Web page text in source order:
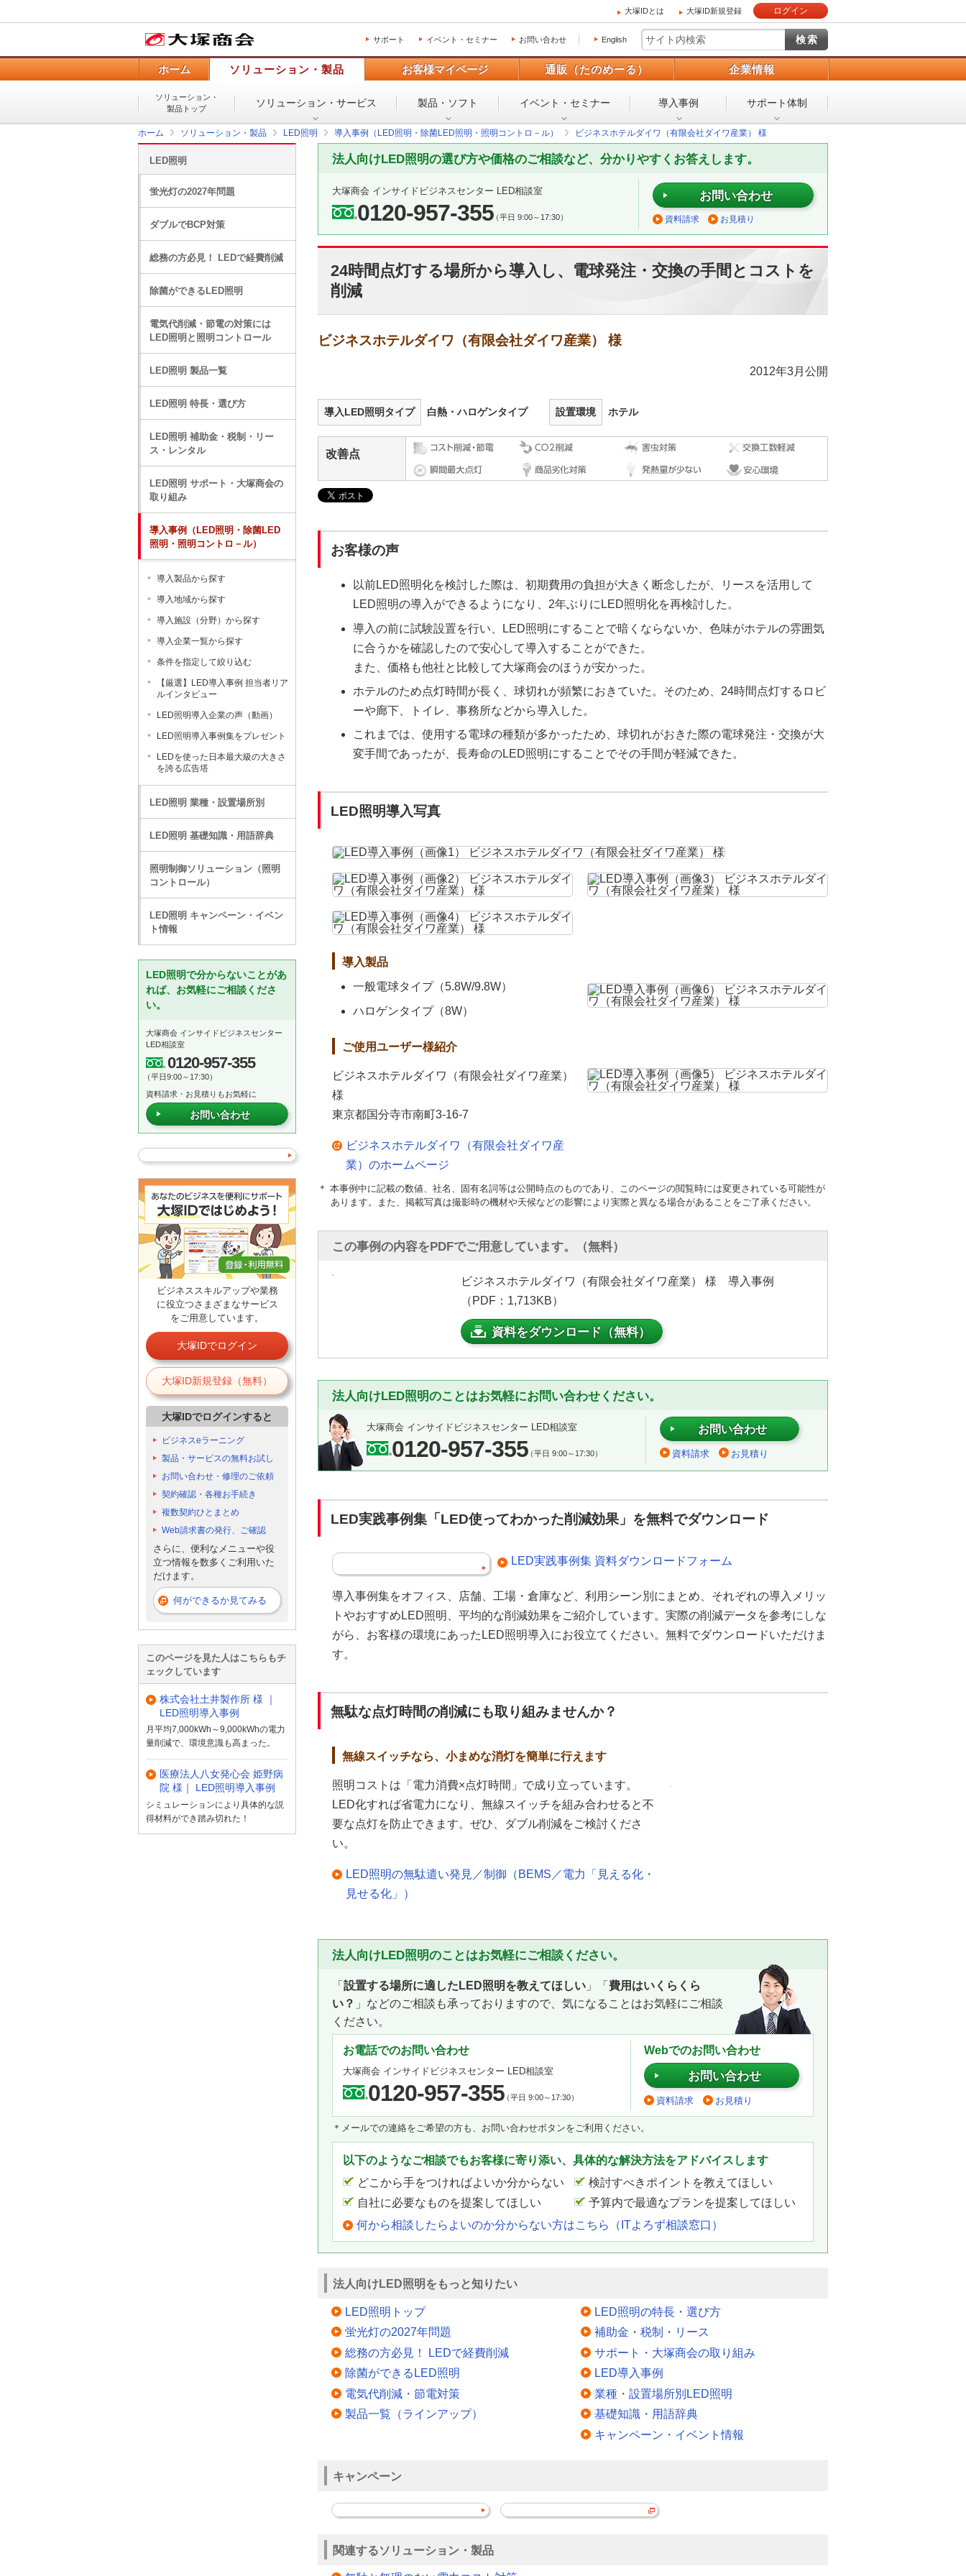
大塚IDとは 大塚ID新規登録 ログイン
サポート イベント・セミナー お問い合わせ English
ホーム ソリューション・製品 お客様マイページ 通販（たのめーる） 企業情報
ソリューション・
製品トップ
ソリューション・ サービス 製品・ソフト イベント・ セミナー 導入事例 サポート体制
ホーム ソリューション・製品 LED照明 導入事例（LED照明・除菌LED照明・照明コントロ－ル） ビジネスホテルダイワ（有限会社ダイワ産業） 様
法人向けLED照明の選び方や価格のご相談など、分かりやすくお答えします。
大塚商会 インサイドビジネスセンター LED相談室
0120-957-355（平日 9:00～17:30）
お問い合わせ
資料請求 お見積り
24時間点灯する場所から導入し、電球発注・交換の手間とコストを
削減
ビジネスホテルダイワ（有限会社ダイワ産業） 様
2012年3月公開
導入LED照明タイプ 白熱・ハロゲンタイプ 設置環境 ホテル
改善点
お客様の声
以前LED照明化を検討した際は、初期費用の負担が大きく断念したが、リースを活用して
LED照明の導入ができるようになり、2年ぶりにLED照明化を再検討した。
導入の前に試験設置を行い、LED照明にすることで暗くならないか、色味がホテルの雰囲気
に合うかを確認したので安心して導入することができた。
また、価格も他社と比較して大塚商会のほうが安かった。
ホテルのため点灯時間が長く、球切れが頻繁におきていた。そのため、24時間点灯するロビ
ーや廊下、トイレ、事務所などから導入した。
これまでは、使用する電球の種類が多かったため、球切れがおきた際の電球発注・交換が大
変手間であったが、長寿命のLED照明にすることでその手間が軽減できた。
LED照明導入写真
導入製品
一般電球タイプ（5.8W/9.8W）
ハロゲンタイプ（8W）
ご使用ユーザー様紹介
ビジネスホテルダイワ（有限会社ダイワ産業）
様
東京都国分寺市南町3-16-7
ビジネスホテルダイワ（有限会社ダイワ産
業）のホームページ
＊ 本事例中に記載の数値、社名、固有名詞等は公開時点のものであり、このページの閲覧時には変更されている可能性が
あります。また、掲載写真は撮影時の機材や天候などの影響により実際と異なる場合があることをご了承ください。
この事例の内容をPDFでご用意しています。（無料）
ビジネスホテルダイワ（有限会社ダイワ産業） 様 導入事例
（PDF：1,713KB）
資料をダウンロード（無料）
法人向けLED照明のことはお気軽にお問い合わせください。
大塚商会 インサイドビジネスセンター LED相談室
0120-957-355（平日 9:00～17:30）
お問い合わせ
資料請求 お見積り
LED実践事例集「LED使ってわかった削減効果」を無料でダウンロード
LED実践事例集 資料ダウンロードフォーム
導入事例集をオフィス、店舗、工場・倉庫など、利用シーン別にまとめ、それぞれの導入メリッ
トやおすすめLED照明、平均的な削減効果をご紹介しています。実際の削減データを参考にしな
がら、お客様の環境にあったLED照明導入にお役立てください。無料でダウンロードいただけま
す。
無駄な点灯時間の削減にも取り組みませんか？
無線スイッチなら、小まめな消灯を簡単に行えます
照明コストは「電力消費×点灯時間」で成り立っています。
LED化すれば省電力になり、無線スイッチを組み合わせると不
要な点灯を防止できます。ぜひ、ダブル削減をご検討くださ
い。
LED照明の無駄遣い発見／制御（BEMS／電力「見える化・
見せる化」）
法人向けLED照明のことはお気軽にご相談ください。
「 設置する場所に適したLED照明を教えてほしい 」「 費用はいくらくら
い？ 」などのご相談も承っておりますので、気になることはお気軽にご相談
ください。
お電話でのお問い合わせ
大塚商会 インサイドビジネスセンター LED相談室
0120-957-355（平日 9:00～17:30）
Webでのお問い合わせ
お問い合わせ
資料請求 お見積り
＊メールでの連絡をご希望の方も、お問い合わせボタンをご利用ください。
以下のようなご相談でもお客様に寄り添い、具体的な解決方法をアドバイスします
どこから手をつければよいか分からない
検討すべきポイントを教えてほしい
自社に必要なものを提案してほしい
予算内で最適なプランを提案してほしい
何から相談したらよいのか分からない方はこちら（ITよろず相談窓口）
法人向けLED照明をもっと知りたい
LED照明トップ
蛍光灯の2027年問題
総務の方必見！ LEDで経費削減
除菌ができるLED照明
電気代削減・節電対策
製品一覧（ラインアップ）
LED照明の特長・選び方
補助金・税制・リース
サポート・大塚商会の取り組み
LED導入事例
業種・設置場所別LED照明
基礎知識・用語辞典
キャンペーン・イベント情報
キャンペーン
関連するソリューション・製品
LED照明
蛍光灯の2027年問題
ダブルでBCP対策
総務の方必見！ LEDで経費削減
除菌ができるLED照明
電気代削減・節電の対策には
LED照明と照明コントロール
LED照明 製品一覧
LED照明 特長・選び方
LED照明 補助金・税制・リー
ス・レンタル
LED照明 サポート・大塚商会の
取り組み
導入事例（LED照明・除菌LED
照明・照明コントロ－ル）
導入製品から探す
導入地域から探す
導入施設（分野）から探す
導入企業一覧から探す
条件を指定して絞り込む
【厳選】LED導入事例 担当者リア
ルインタビュー
LED照明導入企業の声（動画）
LED照明導入事例集をプレゼント
LEDを使った日本最大級の大きさ
を誇る広告塔
LED照明 業種・設置場所別
LED照明 基礎知識・用語辞典
照明制御ソリューション（照明
コントロール）
LED照明 キャンペーン・イベン
ト情報
LED照明で分からないことがあ
れば、お気軽にご相談くださ
い。
大塚商会 インサイドビジネスセンター
LED相談室
0120-957-355
（平日9:00～17:30）
資料請求・お見積りもお気軽に
お問い合わせ
ビジネススキルアップや業務
に役立つさまざまなサービス
をご用意しています。
大塚IDでログイン
大塚ID新規登録（無料）
大塚IDでログインすると
ビジネスeラーニング
製品・サービスの無料お試し
お問い合わせ・修理のご依頼
契約確認・各種お手続き
複数契約ひとまとめ
Web請求書の発行、ご確認
さらに、便利なメニューや役
立つ情報を数多くご利用いた
だけます。
何ができるか見てみる
このページを見た人はこちらもチ
ェックしています
株式会社土井製作所 様 ｜
LED照明導入事例
月平均7,000kWh～9,000kWhの電力
量削減で、環境意識も高まった。
医療法人八女発心会 姫野病
院 様｜ LED照明導入事例
シミュレーションにより具体的な説
得材料ができ踏み切れた！